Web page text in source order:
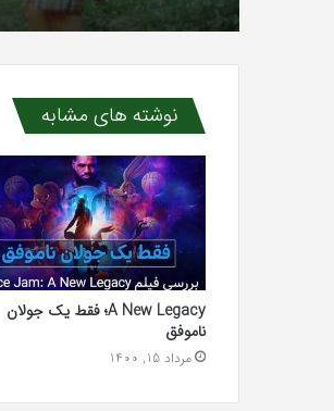
نوشته های مشابه
A New Legacy؛ فقط یک جولان
ناموفق
مرداد 15, 1400